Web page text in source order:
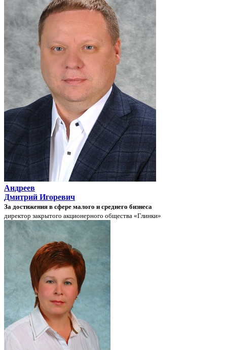
Андреев
Дмитрий Игоревич
За достижения в сфере малого и среднего бизнеса
директор закрытого акционерного общества «Глинки»